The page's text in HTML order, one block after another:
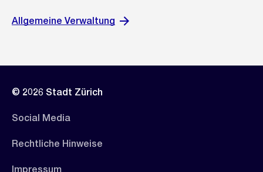
Allgemeine Verwaltung
© 2026 Stadt Zürich
Social Media
Rechtliche Hinweise
Impressum